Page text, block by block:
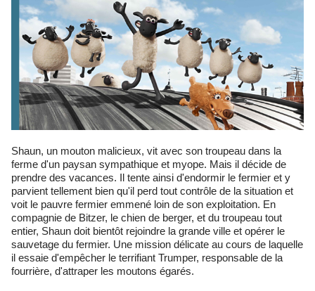
Shaun, un mouton malicieux, vit avec son troupeau dans la
ferme d'un paysan sympathique et myope. Mais il décide de
prendre des vacances. Il tente ainsi d'endormir le fermier et y
parvient tellement bien qu'il perd tout contrôle de la situation et
voit le pauvre fermier emmené loin de son exploitation. En
compagnie de Bitzer, le chien de berger, et du troupeau tout
entier, Shaun doit bientôt rejoindre la grande ville et opérer le
sauvetage du fermier. Une mission délicate au cours de laquelle
il essaie d'empêcher le terrifiant Trumper, responsable de la
fourrière, d'attraper les moutons égarés.